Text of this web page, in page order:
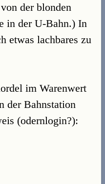
der blonden
in der U-Bahn.) In
etwas lachbares zu
im Warenwert
der Bahnstation
(odernlogin?):